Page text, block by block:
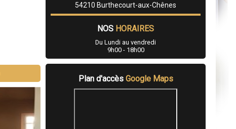
54210 Burthecourt-aux-Chênes
NOS HORAIRES
Du Lundi au vendredi
9h00 - 18h00
Plan d'accès Google Maps